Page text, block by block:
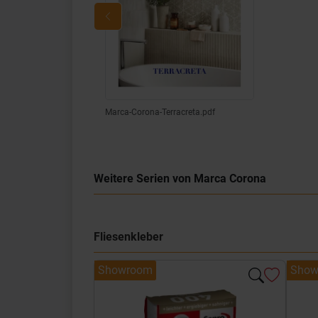
Marca-Corona-Terracreta.pdf
Weitere Serien von Marca Corona
Fliesenkleber
Showroom